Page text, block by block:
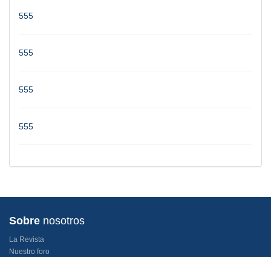
555
555
555
555
Sobre nosotros
La Revista
Nuestro foro